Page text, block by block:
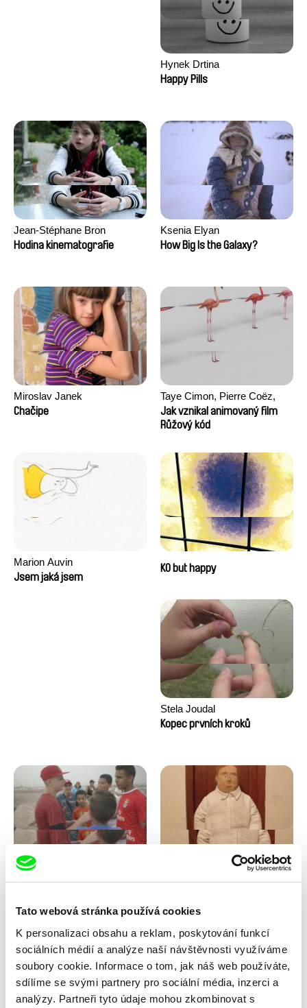
Tato webová stránka používá cookies
K personalizaci obsahu a reklam, poskytování funkcí
sociálních médií a analýze naší návštěvnosti využíváme
soubory cookie. Informace o tom, jak náš web používáte,
sdílíme se svými partnery pro sociální média, inzerci a
analýzy. Partneři tyto údaje mohou zkombinovat s
Hynek Drtina
Happy Pills
Jean-Stéphane Bron
Hodina kinematografie
Ksenia Elyan
How Big Is the Galaxy?
Miroslav Janek
Chačipe
Taye Cimon, Pierre Coëz,
Julie Groux, Sandra Leydier,
Manuarii Morel, Romain
Jak vznikal animovaný film
Růžový kód
Marion Auvin
Jsem jaká jsem
KO but happy
Stela Joudal
Kopec prvních kroků
Tomáš Bojar, Rozálie
Trinidad Plass Caussade,